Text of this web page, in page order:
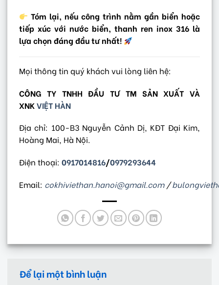
Tóm lại, nếu công trình nằm gần biển hoặc
tiếp xúc với nước biển, thanh ren inox 316 là
lựa chọn đáng đầu tư nhất!
Mọi thông tin quý khách vui lòng liên hệ:
CÔNG TY TNHH ĐẦU TƯ TM SẢN XUẤT VÀ
XNKVIỆT HÀN
Địa chỉ: 100-B3 Nguyễn Cảnh Dị, KĐT Đại Kim,
Hoàng Mai, Hà Nội.
Điện thoại: 0917014816/0979293644
Email: cokhiviethan.hanoi@gmail.com/
Để lại một bình luận